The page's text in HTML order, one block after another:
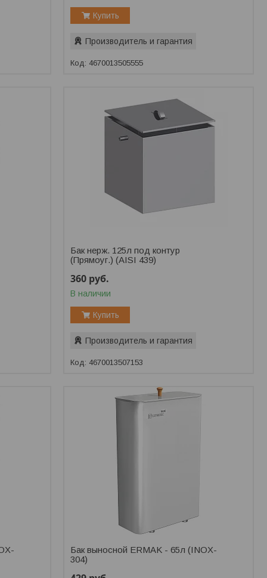
Купить
Производитель и гарантия
4670013505555
Бак нерж. 125л под контур
(Прямоуг.) (AISI 439)
360 руб.
В наличии
Купить
Производитель и гарантия
4670013507153
Бак выносной ERMAK - 65л (INOX-
304)